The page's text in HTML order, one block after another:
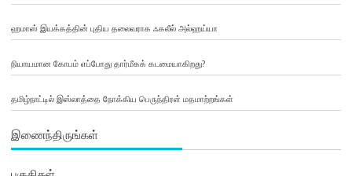
ஹமாஸ் இயக்கத்தின் புதிய தலைவராக ஃகலீல் அல்ஹய்யா
நியாயமான கோபம் எப்போது தார்மீகக் கடமையாகிறது?
தமிழ்நாட்டில் இஸ்லாத்தை நோக்கிய பெருந்திரள் மதமாற்றங்கள்
இணைந்திருங்கள்